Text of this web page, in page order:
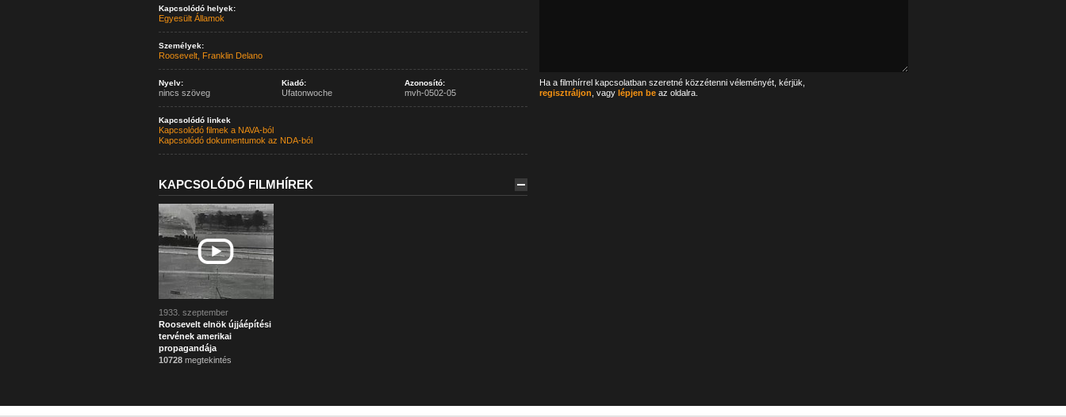
Kapcsolódó helyek:
Egyesült Államok
Személyek:
Roosevelt, Franklin Delano
Nyelv:
nincs szöveg
Kiadó:
Ufatonwoche
Azonosító:
mvh-0502-05
Kapcsolódó linkek
Kapcsolódó filmek a NAVA-ból
Kapcsolódó dokumentumok az NDA-ból
KAPCSOLÓDÓ FILMHÍREK
1933. szeptember
Roosevelt elnök újjáépítési
tervének amerikai
propagandája
10728megtekintés
Ha a filmhírrel kapcsolatban szeretné közzétenni véleményét, kérjük,
regisztráljon , vagy lépjen beaz oldalra.